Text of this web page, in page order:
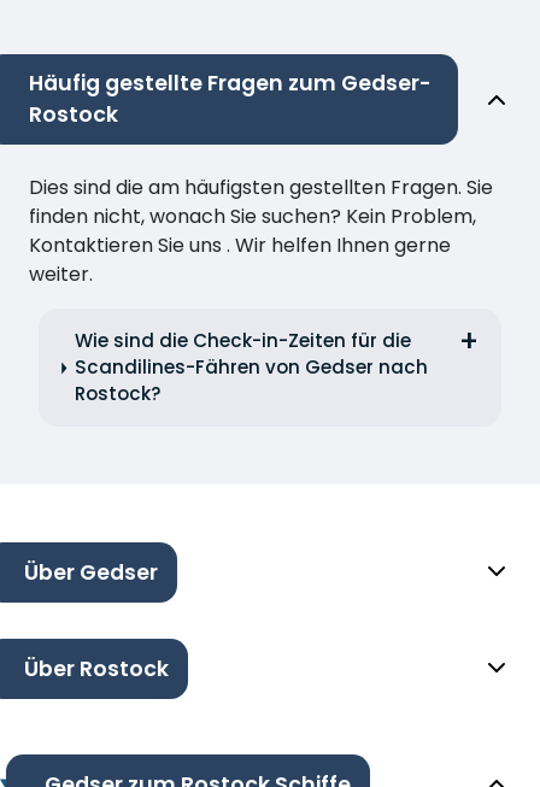
Häufig gestellte Fragen zum Gedser-
Rostock
Dies sind die am häufigsten gestellten Fragen. Sie
finden nicht, wonach Sie suchen? Kein Problem,
Kontaktieren Sie uns . Wir helfen Ihnen gerne
weiter.
Wie sind die Check-in-Zeiten für die
Scandilines-Fähren von Gedser nach
Rostock?
Über Gedser
Über Rostock